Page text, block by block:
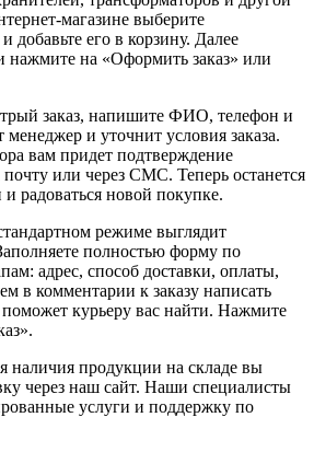
магазине выберите
добавьте его в корзину. Далее
нажмите на «Оформить заказ» или
заказ, напишите ФИО, телефон и
и уточнит условия заказа.
вам придет подтверждение
или через СМС. Теперь останется
и радоваться новой покупке.
режиме выглядит
полностью форму по
адрес, способ доставки, оплаты,
в комментарии к заказу написать
курьеру вас найти. Нажмите
наличия продукции на складе вы
через наш сайт. Наши специалисты
услуги и поддержку по